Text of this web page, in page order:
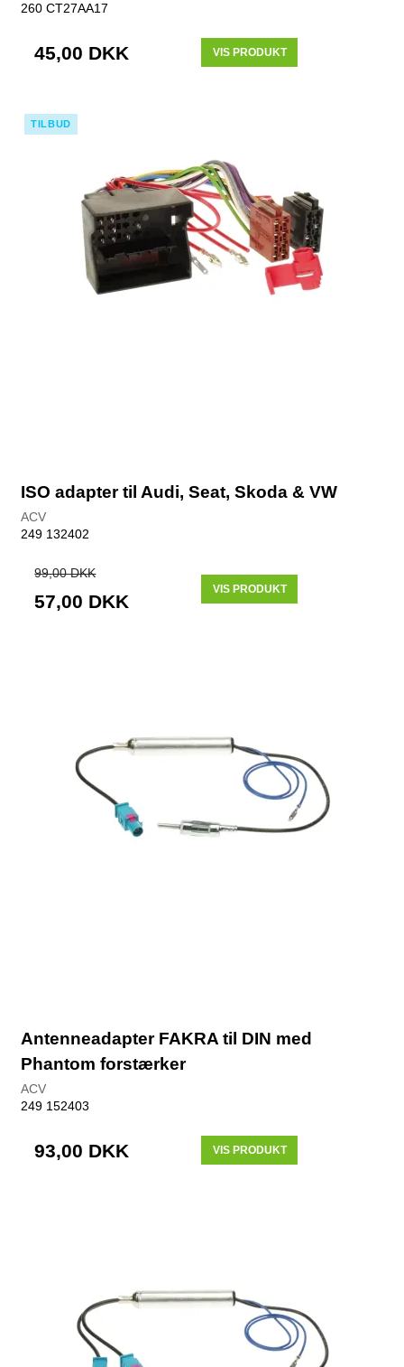
260 CT27AA17
45,00 DKK VIS PRODUKT
TILBUD
ISO adapter til Audi, Seat, Skoda & VW
ACV
249 132402
99,00 DKK
57,00 DKK
VIS PRODUKT
Antenneadapter FAKRA til DIN med
Phantom forstærker
ACV
249 152403
93,00 DKK VIS PRODUKT